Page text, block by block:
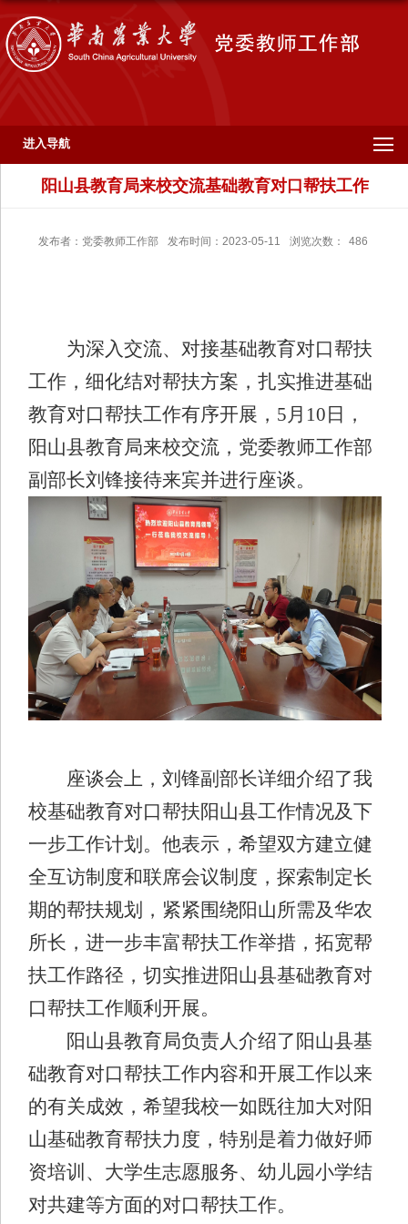
进入导航
阳山县教育局来校交流基础教育对口帮扶工作
发布者：党委教师工作部 发布时间：2023-05-11 浏览次数： 486
为深入交流、对接基础教育对口帮扶
工作，细化结对帮扶方案，扎实推进基础
教育对口帮扶工作有序开展， 5月 10 日，
阳山县教育局来校交流，党委教师工作部
副部长刘锋接待来宾并进行座谈。
座谈会上，刘锋副部长详细介绍了我
校基础教育对口帮扶阳山县工作情况及下
一步工作计划。他表示，希望双方建立健
全互访制度和联席会议制度，探索制定长
期的帮扶规划，紧紧围绕阳山所需及华农
所长，进一步丰富帮扶工作举措，拓宽帮
扶工作路径，切实推进阳山县基础教育对
口帮扶工作顺利开展。
阳山县教育局负责人介绍了阳山县基
础教育对口帮扶工作内容和开展工作以来
的有关成效，希望我校一如既往加大对阳
山基础教育帮扶力度，特别是着力做好师
资培训、大学生志愿服务、幼儿园小学结
对共建等方面的对口帮扶工作。